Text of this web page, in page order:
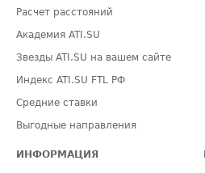
Расчет расстояний
Академия ATI.SU
Звезды ATI.SU на вашем сайте
Индекс ATI.SU FTL РФ
Средние ставки
Выгодные направления
ИНФОРМАЦИЯ